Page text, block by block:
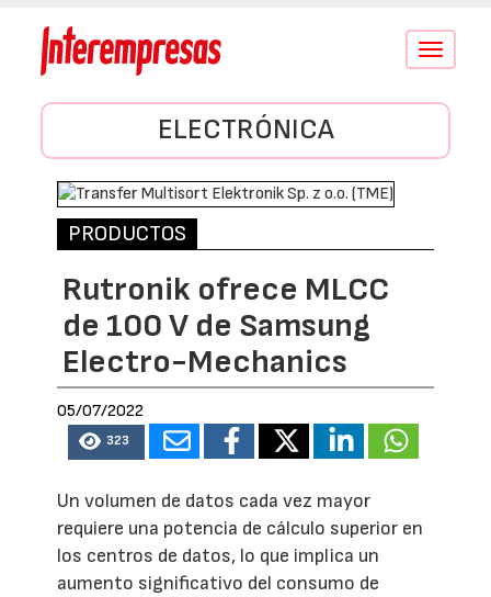
Conmutar
ELECTRÓNICA
PRODUCTOS
Rutronik ofrece MLCC
de 100 V de Samsung
Electro-Mechanics
05/07/2022
323
Un volumen de datos cada vez mayor
requiere una potencia de cálculo superior en
los centros de datos, lo que implica un
aumento significativo del consumo de